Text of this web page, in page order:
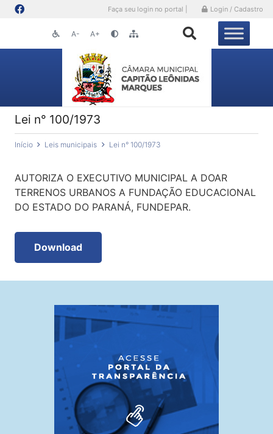
Faça seu login no portal | Login / Cadastro
A- A+
Lei n° 100/1973
Início Leis municipais Lei n° 100/1973
AUTORIZA O EXECUTIVO MUNICIPAL A DOAR
TERRENOS URBANOS A FUNDAÇÃO EDUCACIONAL
DO ESTADO DO PARANÁ, FUNDEPAR.
Download